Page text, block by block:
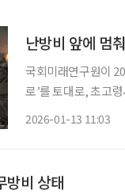
난방비 앞에 멈
국회미래연구원이
로’를 토대로, 초고
2026-01-13 11:03
방비 상태